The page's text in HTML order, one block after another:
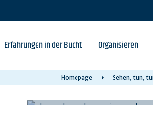
Erfahrungen in der Bucht Organisieren
Homepage Sehen, tun,